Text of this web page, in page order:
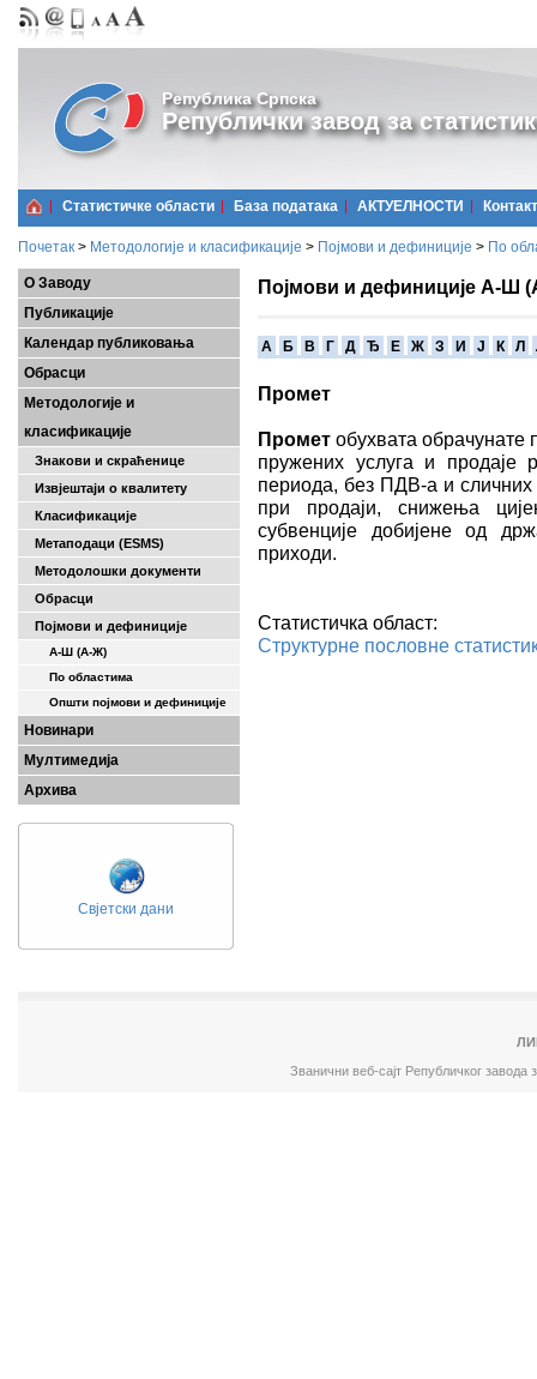
Република Српска
Републички завод за
Статистичке области Базa података АКТУЕЛНОСТИ Контакт
Почетак > Методологије и класификације > Појмови и дефиниције > По
О Заводу
Публикације
Календар публиковања
Обрасци
Методологије и
класификације
Знакови и скраћенице
Извјештаји о квалитету
Класификације
Метаподаци (ESMS)
Методолошки документи
Обрасци
Појмови и дефиниције
А-Ш (A-Ж)
По областима
Општи појмови и дефиниције
Новинари
Мултимедија
Архива
Свјетски дани
Појмови и дефиниције А-Ш
A Б В Г Д Ђ Е Ж З И Ј К Л
Промет
Прометобухвата обрачунате
пружених услуга и продаје
периода, без ПДВ-а и
при продаји, снижења
субвенције добијене од
приходи.
Статистичка област:
Структурне пословне
Званични веб-сајт Републичког